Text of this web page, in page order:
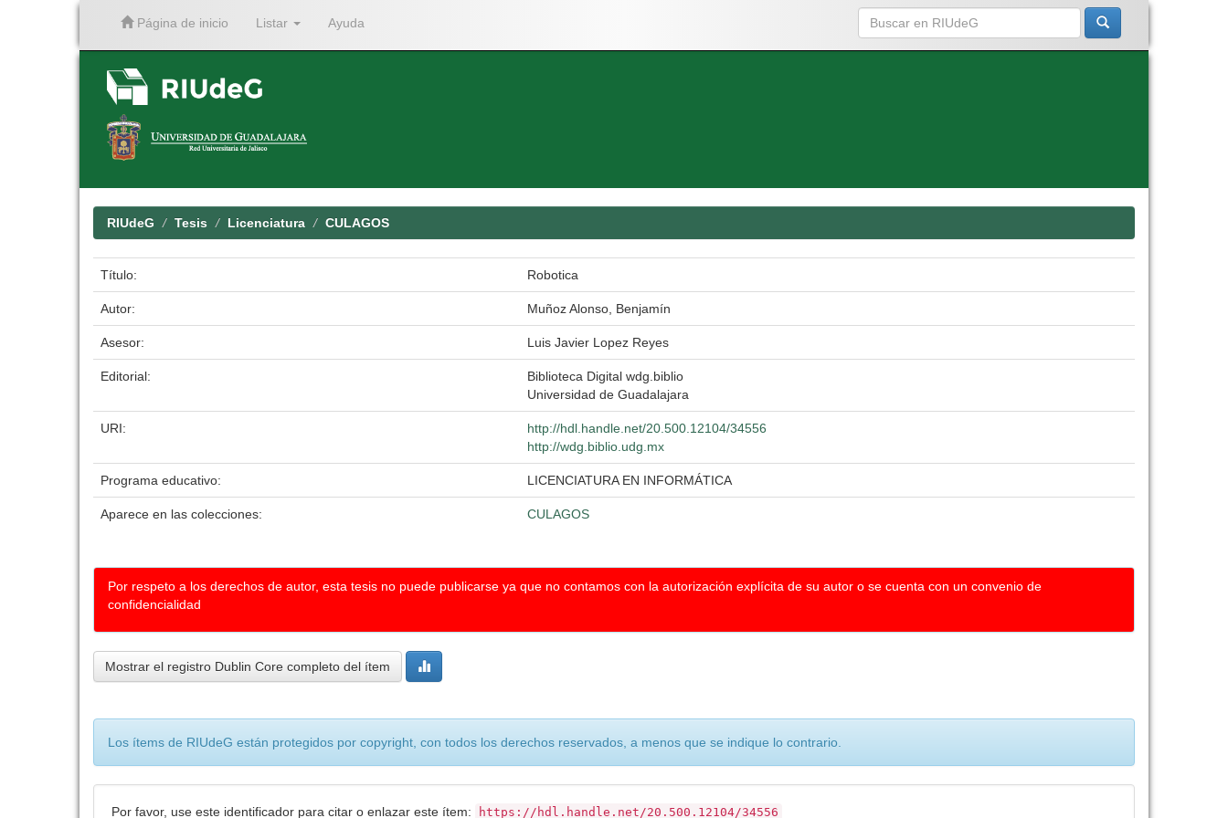
Página de inicio Listar Ayuda
RIUdeG Tesis Licenciatura CULAGOS
Título: Robotica
Autor: Muñoz Alonso, Benjamín
Asesor: Luis Javier Lopez Reyes
Editorial:
Biblioteca Digital wdg.biblio
Universidad de Guadalajara
URI:
http://hdl.handle.net/20.500.12104/34556
http://wdg.biblio.udg.mx
Programa educativo: LICENCIATURA EN INFORMÁTICA
Aparece en las colecciones: CULAGOS
Por respeto a los derechos de autor, esta tesis no puede publicarse ya que no contamos con la autorización explícita de su autor o se cuenta con un convenio de
confidencialidad
Mostrar el registro Dublin Core completo del ítem
Los ítems de RIUdeG están protegidos por copyright, con todos los derechos reservados, a menos que se indique lo contrario.
Por favor, use este identificador para citar o enlazar este ítem: https://hdl.handle.net/20.500.12104/34556